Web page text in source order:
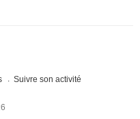
Suivre son activité